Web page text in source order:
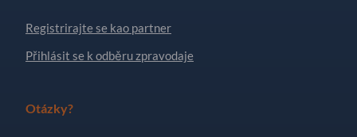
Registrirajte se kao partner
Přihlásit se k odběru zpravodaje
Otázky?